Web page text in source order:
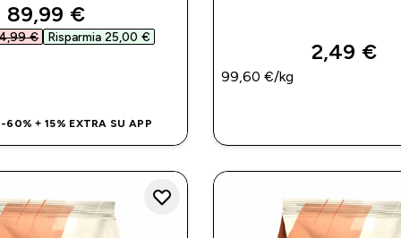
discounted price
89,99 €‎
€‎ Risparmia 25,00 €‎
60% + 15% EXTRA SU APP
2,49 €‎
99,60 €‎/kg